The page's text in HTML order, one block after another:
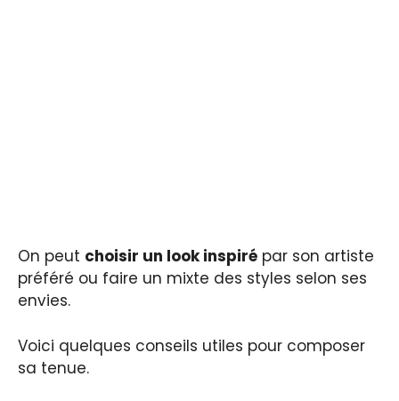
On peut choisir un look inspiré par son artiste
préféré ou faire un mixte des styles selon ses
envies.
Voici quelques conseils utiles pour composer
sa tenue.